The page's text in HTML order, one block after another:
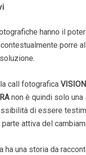
hanno il
porre
call fotografica
non è quindi solo una
di essere
attiva del
ha una storia da